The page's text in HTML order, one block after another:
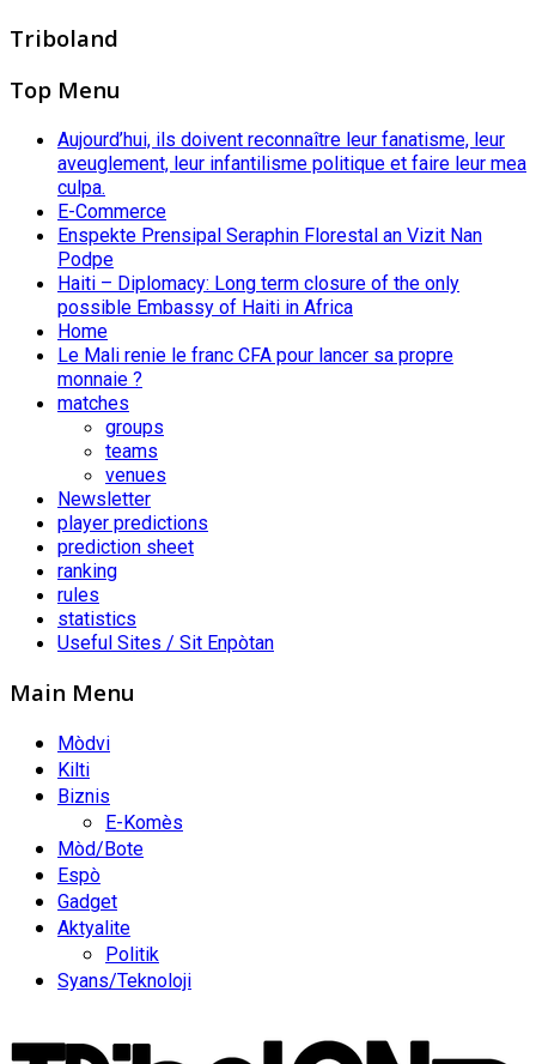
Triboland
Top Menu
Aujourd’hui, ils doivent reconnaître leur fanatisme, leur
aveuglement, leur infantilisme politique et faire leur mea
culpa.
E-Commerce
Enspekte Prensipal Seraphin Florestal an Vizit Nan
Podpe
Haiti – Diplomacy: Long term closure of the only
possible Embassy of Haiti in Africa
Home
Le Mali renie le franc CFA pour lancer sa propre
monnaie ?
matches
groups
teams
venues
Newsletter
player predictions
prediction sheet
ranking
rules
statistics
Useful Sites / Sit Enpòtan
Main Menu
Mòdvi
Kilti
Biznis
E-Komès
Mòd/Bote
Espò
Gadget
Aktyalite
Politik
Syans/Teknoloji